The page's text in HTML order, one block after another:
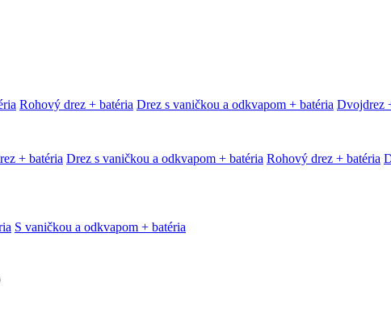
Rohový drez + batéria Drez s vaničkou a odkvapom + batéria Dvojdrez
+ batéria Drez s vaničkou a odkvapom + batéria Rohový drez + batéria
S vaničkou a odkvapom + batéria